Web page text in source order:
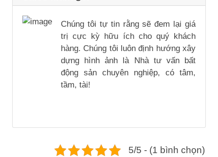
Chúng tôi tự tin rằng sẽ đem lại giá
trị cực kỳ hữu ích cho quý khách
hàng. Chúng tôi luôn định hướng xây
dựng hình ảnh là Nhà tư vấn bất
động sản chuyên nghiệp, có tâm,
tầm, tài!
5/5 - (1 bình chọn)